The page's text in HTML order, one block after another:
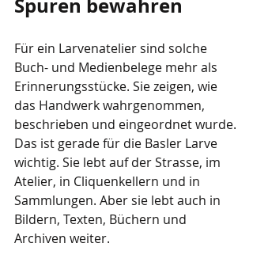
Spuren bewahren
Für ein Larvenatelier sind solche
Buch- und Medienbelege mehr als
Erinnerungsstücke. Sie zeigen, wie
das Handwerk wahrgenommen,
beschrieben und eingeordnet wurde.
Das ist gerade für die Basler Larve
wichtig. Sie lebt auf der Strasse, im
Atelier, in Cliquenkellern und in
Sammlungen. Aber sie lebt auch in
Bildern, Texten, Büchern und
Archiven weiter.